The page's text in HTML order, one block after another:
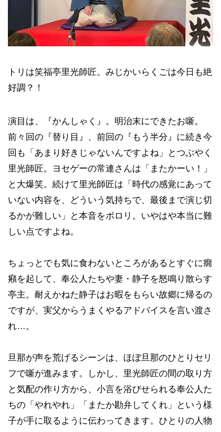
トリは笑福亭里光師匠。みじかいらくごは今日も絶
好調？！
演目は、『かんしゃく』。明治末にできたお噺。
前々回の『替り目』、前回の『もう半分』に続き今
回も「あまり好きじゃないんですよね」とつぶやく
里光師匠。ヨセゲーの常連さんは「またかーい！」
と大爆笑。続けて里光師匠は「時代の感覚にあって
いない内容を、どういう気持ちで、最後まで演じ切
るかが難しい」と本音をポロリ。いやはや本当に難
しい点ですよね。
ちょっとでも気に食わないところがあるとすぐに癇
癪を起して、奉公人たちや妻・静子を怒鳴り散らす
亭主。耐えかねた静子はお暇をもらい故郷に帰るの
ですが、実父からうまくやるアドバイスを言い渡さ
れ…。
旦那が声を荒げるシーンは、ほぼ旦那のひとりセリ
フで噺が進みます。しかし、里光師匠の間の取り方
と気配の作り方から、小言を浴びせられる奉公人た
ちの「やれやれ」「またか勘弁してくれ」という様
子が手に取るように伝わってきます。ひとりの人物